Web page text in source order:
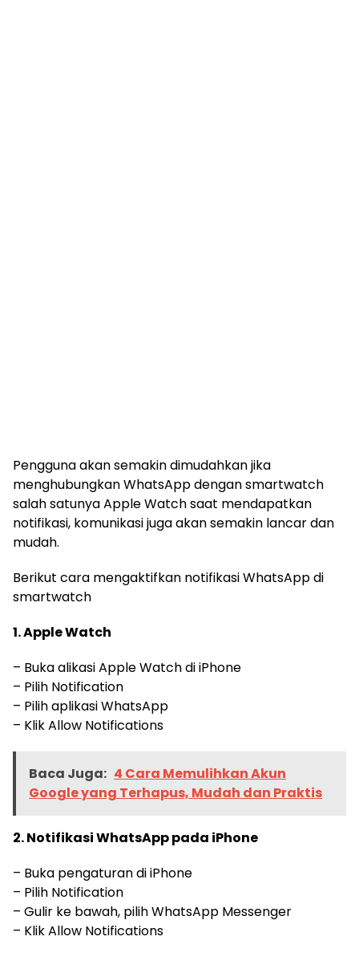
Pengguna akan semakin dimudahkan jika
menghubungkan WhatsApp dengan smartwatch
salah satunya Apple Watch saat mendapatkan
notifikasi, komunikasi juga akan semakin lancar dan
mudah.
Berikut cara mengaktifkan notifikasi WhatsApp di
smartwatch
1. Apple Watch
– Buka alikasi Apple Watch di iPhone
– Pilih Notification
– Pilih aplikasi WhatsApp
– Klik Allow Notifications
Baca Juga: 4 Cara Memulihkan Akun
Google yang Terhapus, Mudah dan Praktis
2. Notifikasi WhatsApp pada iPhone
– Buka pengaturan di iPhone
– Pilih Notification
– Gulir ke bawah, pilih WhatsApp Messenger
– Klik Allow Notifications